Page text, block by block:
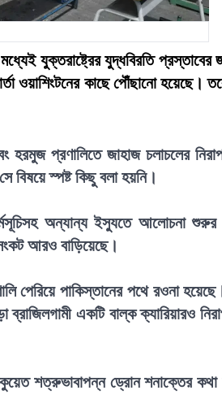
যুক্তরাষ্ট্রের যুদ্ধবিরতি প্রস্তাবের
ওয়াশিংটনের কাছে পৌঁছানো হয়েছে।
হরমুজ প্রণালিতে জাহাজ চলাচলের
স্পষ্ট কিছু বলা হয়নি।
অন্যান্য ইস্যুতে আলোচনা
আরও বাড়িয়েছে।
পেরিয়ে পাকিস্তানের পথে রওনা
একটি বাল্ক ক্যারিয়ারও
শত্রুভাবাপন্ন ড্রোন শনাক্তের কথা